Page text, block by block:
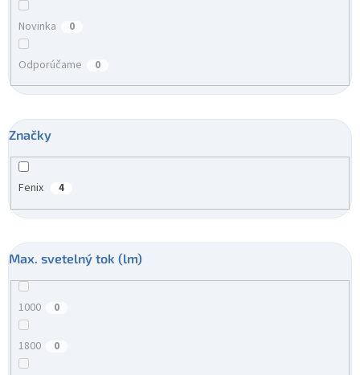
Novinka 0
Odporúčame 0
Značky
Fenix 4
Max. svetelný tok (lm)
1000 0
1800 0